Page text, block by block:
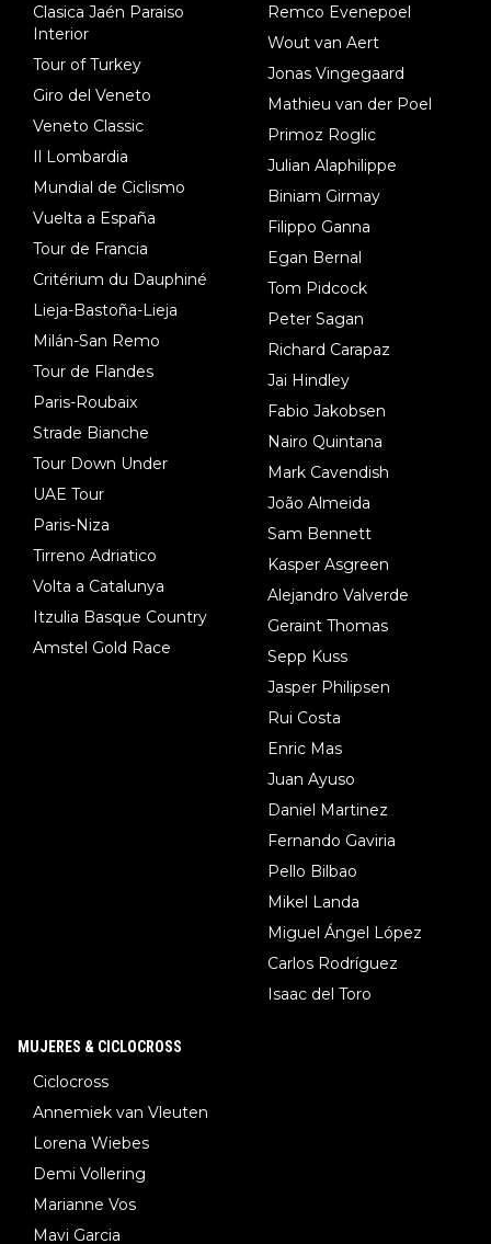
Clasica Jaén Paraiso
Interior
Tour of Turkey
Giro del Veneto
Veneto Classic
Il Lombardia
Mundial de Ciclismo
Vuelta a España
Tour de Francia
Critérium du Dauphiné
Lieja-Bastoña-Lieja
Milán-San Remo
Tour de Flandes
Paris-Roubaix
Strade Bianche
Tour Down Under
UAE Tour
Paris-Niza
Tirreno Adriatico
Volta a Catalunya
Itzulia Basque Country
Amstel Gold Race
Remco Evenepoel
Wout van Aert
Jonas Vingegaard
Mathieu van der Poel
Primoz Roglic
Julian Alaphilippe
Biniam Girmay
Filippo Ganna
Egan Bernal
Tom Pidcock
Peter Sagan
Richard Carapaz
Jai Hindley
Fabio Jakobsen
Nairo Quintana
Mark Cavendish
João Almeida
Sam Bennett
Kasper Asgreen
Alejandro Valverde
Geraint Thomas
Sepp Kuss
Jasper Philipsen
Rui Costa
Enric Mas
Juan Ayuso
Daniel Martinez
Fernando Gaviria
Pello Bilbao
Mikel Landa
Miguel Ángel López
Carlos Rodríguez
Isaac del Toro
MUJERES & CICLOCROSS
Ciclocross
Annemiek van Vleuten
Lorena Wiebes
Demi Vollering
Marianne Vos
Mavi Garcia